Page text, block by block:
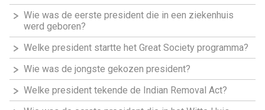
Wie was de eerste president die in een ziekenhuis
werd geboren?
Welke president startte het Great Society programma?
Wie was de jongste gekozen president?
Welke president tekende de Indian Removal Act?